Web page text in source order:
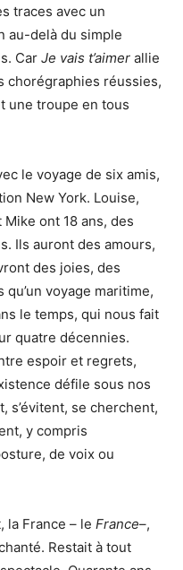
traces avec un
au-delà du simple
Car Je vais t’aimer allie
chorégraphies réussies,
une troupe en tous
le voyage de six amis,
New York. Louise,
ont 18 ans, des
Ils auront des amours,
des joies, des
voyage maritime,
le temps, qui nous fait
quatre décennies.
espoir et regrets,
défile sous nos
s’évitent, se cherchent,
y compris
de voix ou
la France – le France–,
Restait à tout